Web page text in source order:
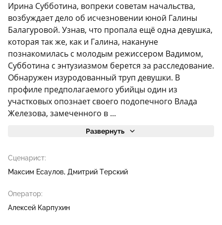
Ирина Субботина, вопреки советам начальства,
возбуждает дело об исчезновении юной Галины
Балагуровой. Узнав, что пропала ещё одна девушка,
которая так же, как и Галина, накануне
познакомилась с молодым режиссером Вадимом,
Субботина с энтузиазмом берется за расследование.
Обнаружен изуродованный труп девушки. В
профиле предполагаемого убийцы один из
участковых опознает своего подопечного Влада
Железова, замеченного в ...
Развернуть
Сценарист:
Максим Есаулов Дмитрий Терский
Оператор:
Алексей Карпухин